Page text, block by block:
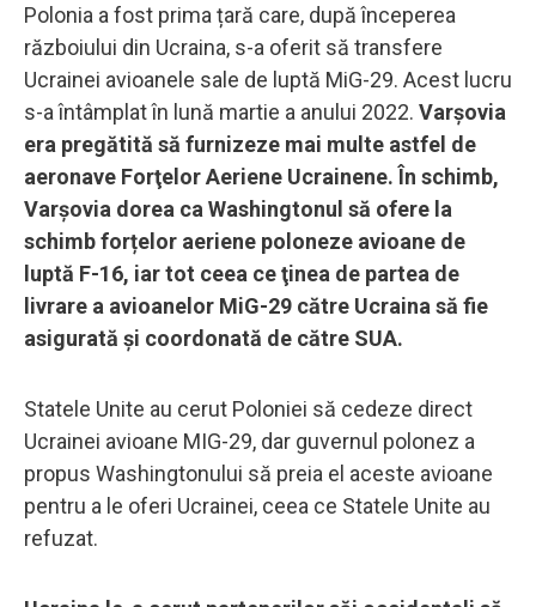
Polonia a fost prima țară care, după începerea
războiului din Ucraina, s-a oferit să transfere
Ucrainei avioanele sale de luptă MiG-29. Acest lucru
s-a întâmplat în lună martie a anului 2022. Varșovia
era pregătită să furnizeze mai multe astfel de
aeronave Forţelor Aeriene Ucrainene. În schimb,
Varşovia dorea ca Washingtonul să ofere la
schimb forțelor aeriene poloneze avioane de
luptă F-16, iar tot ceea ce ţinea de partea de
livrare a avioanelor MiG-29 către Ucraina să fie
asigurată şi coordonată de către SUA.
Statele Unite au cerut Poloniei să cedeze direct
Ucrainei avioane MIG-29, dar guvernul polonez a
propus Washingtonului să preia el aceste avioane
pentru a le oferi Ucrainei, ceea ce Statele Unite au
refuzat.